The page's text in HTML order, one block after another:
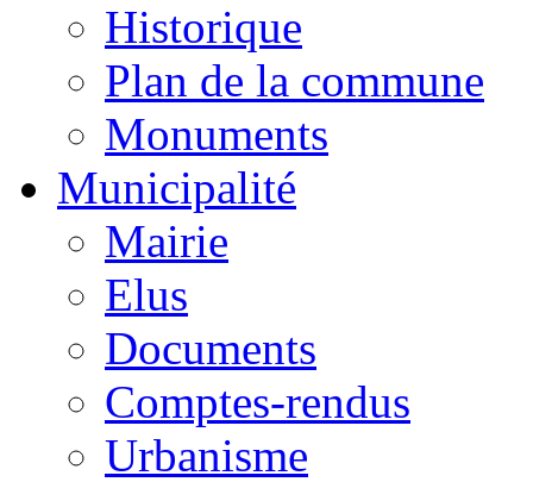
Historique
Plan de la commune
Monuments
Municipalité
Mairie
Elus
Documents
Comptes-rendus
Urbanisme